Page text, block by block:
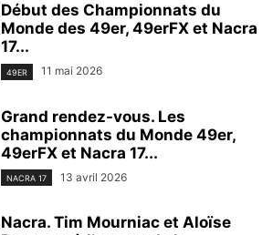
Début des Championnats du
Monde des 49er, 49erFX et Nacra
17...
49ER 11 mai 2026
Grand rendez-vous. Les
championnats du Monde 49er,
49erFX et Nacra 17...
NACRA 17 13 avril 2026
Nacra. Tim Mourniac et Aloïse